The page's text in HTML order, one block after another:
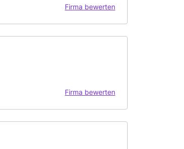
Firma bewerten
Firma bewerten